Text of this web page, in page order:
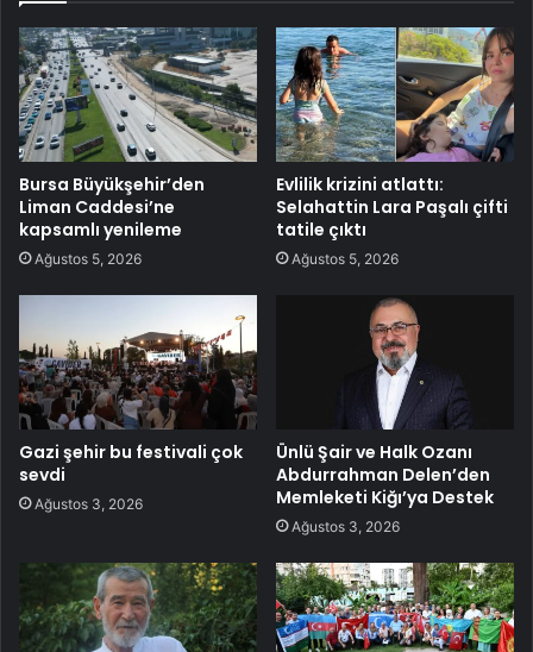
Bursa Büyükşehir’den
Liman Caddesi’ne
kapsamlı yenileme
Ağustos 5, 2026
Evlilik krizini atlattı:
Selahattin Lara Paşalı çifti
tatile çıktı
Ağustos 5, 2026
Gazi şehir bu festivali çok
sevdi
Ağustos 3, 2026
Ünlü Şair ve Halk Ozanı
Abdurrahman Delen’den
Memleketi Kiğı’ya Destek
Ağustos 3, 2026